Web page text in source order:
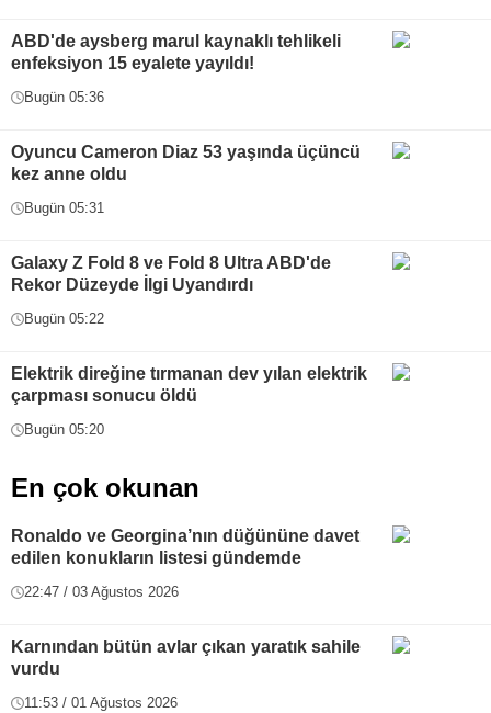
ABD'de aysberg marul kaynaklı tehlikeli
enfeksiyon 15 eyalete yayıldı!
Bugün 05:36
Oyuncu Cameron Diaz 53 yaşında üçüncü
kez anne oldu
Bugün 05:31
Galaxy Z Fold 8 ve Fold 8 Ultra ABD'de
Rekor Düzeyde İlgi Uyandırdı
Bugün 05:22
Elektrik direğine tırmanan dev yılan elektrik
çarpması sonucu öldü
Bugün 05:20
En çok okunan
Ronaldo ve Georgina’nın düğününe davet
edilen konukların listesi gündemde
22:47 / 03 Ağustos 2026
Karnından bütün avlar çıkan yaratık sahile
vurdu
11:53 / 01 Ağustos 2026